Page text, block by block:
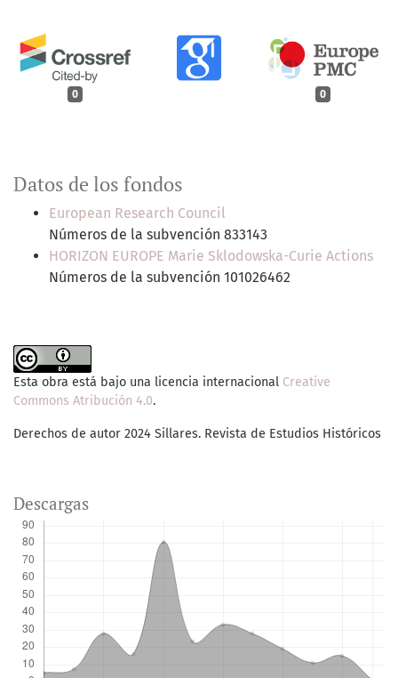
0 0
Datos de los fondos
European Research Council
Números de la subvención 833143
HORIZON EUROPE Marie Sklodowska-Curie Actions
Números de la subvención 101026462
Esta obra está bajo una licencia internacional Creative
Commons Atribución 4.0.
Derechos de autor 2024 Sillares. Revista de Estudios Históricos
Descargas